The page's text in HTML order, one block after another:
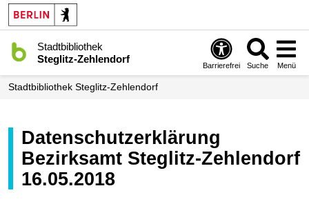
Stadtbibliothek
Steglitz-Zehlendorf
Barrierefrei Suche Menü
Stadt­bibliothek Steglitz-Zehlendorf
Datenschutzerklärung
Bezirksamt Steglitz-Zehlendorf
16.05.2018